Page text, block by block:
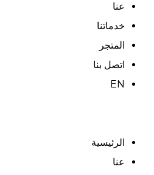
عنا
خدماتنا
المتجر
اتصل بنا
EN
الرئيسية
عنا